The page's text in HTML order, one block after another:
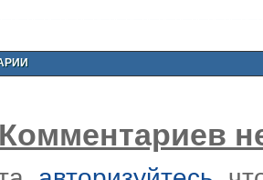
Комментариев